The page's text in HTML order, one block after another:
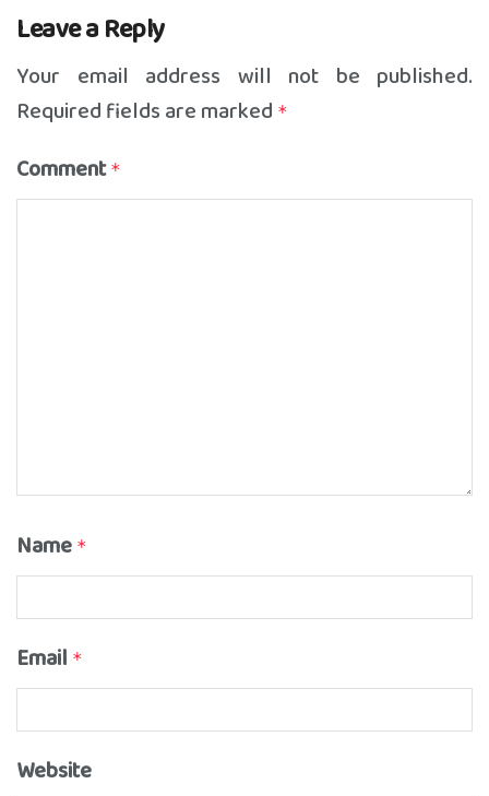
Leave a Reply
Your email address will not be published.
Required fields are marked *
Comment *
Name *
Email *
Website